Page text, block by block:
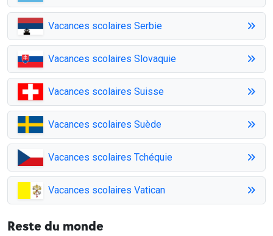
Vacances scolaires Serbie
Vacances scolaires Slovaquie
Vacances scolaires Suisse
Vacances scolaires Suède
Vacances scolaires Tchéquie
Vacances scolaires Vatican
Reste du monde